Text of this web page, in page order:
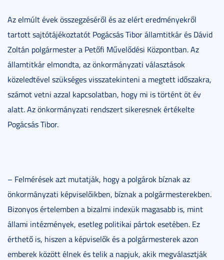
Az elmúlt évek összegzéséről és az elért eredményekről
tartott sajtótájékoztatót Pogácsás Tibor államtitkár és Dávid
Zoltán polgármester a Petőfi Művelődési Központban. Az
államtitkár elmondta, az önkormányzati választások
közeledtével szükséges visszatekinteni a megtett időszakra,
számot vetni azzal kapcsolatban, hogy mi is történt öt év
alatt. Az önkormányzati rendszert sikeresnek értékelte
Pogácsás Tibor.
– Felmérések azt mutatják, hogy a polgárok bíznak az
önkormányzati képviselőikben, bíznak a polgármesterekben.
Bizonyos értelemben a bizalmi indexük magasabb is, mint
állami intézmények, esetleg politikai pártok esetében. Ez
érthető is, hiszen a képviselők és a polgármesterek azon
emberek között élnek és telik a napjuk, akik megválasztják